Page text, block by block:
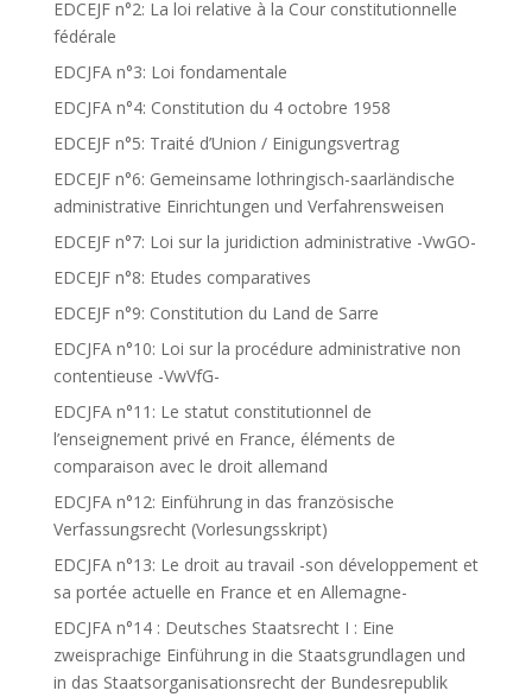
EDCEJF n°2: La loi relative à la Cour constitutionnelle
fédérale
EDCJFA n°3: Loi fondamentale
EDCJFA n°4: Constitution du 4 octobre 1958
EDCEJF n°5: Traité d’Union / Einigungsvertrag
EDCEJF n°6: Gemeinsame lothringisch-saarländische
administrative Einrichtungen und Verfahrensweisen
EDCEJF n°7: Loi sur la juridiction administrative -VwGO-
EDCEJF n°8: Etudes comparatives
EDCEJF n°9: Constitution du Land de Sarre
EDCJFA n°10: Loi sur la procédure administrative non
contentieuse -VwVfG-
EDCJFA n°11: Le statut constitutionnel de
l’enseignement privé en France, éléments de
comparaison avec le droit allemand
EDCJFA n°12: Einführung in das französische
Verfassungsrecht (Vorlesungsskript)
EDCJFA n°13: Le droit au travail -son développement et
sa portée actuelle en France et en Allemagne-
EDCJFA n°14 : Deutsches Staatsrecht I : Eine
zweisprachige Einführung in die Staatsgrundlagen und
in das Staatsorganisationsrecht der Bundesrepublik